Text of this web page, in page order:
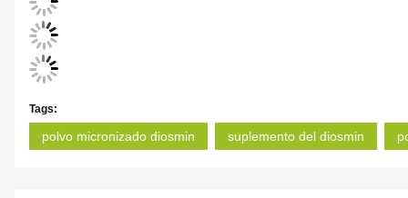
Tags:
polvo micronizado diosmin suplemento del diosmin